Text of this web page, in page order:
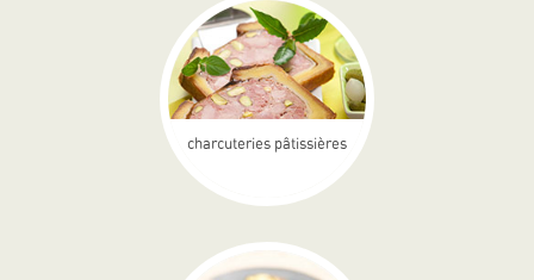
charcuteries pâtissières